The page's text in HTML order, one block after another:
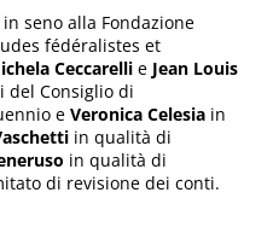
seno alla Fondazione
fédéralistes et
Ceccarelli e Jean Louis
del Consiglio di
eVeronica Celesia in
in qualità di
in qualità di
di revisione dei conti.